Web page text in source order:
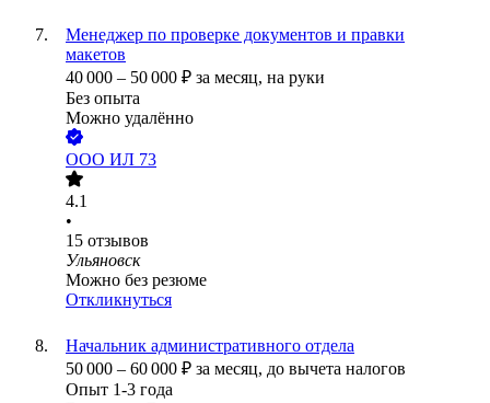
Менеджер по проверке документов и правки
макетов
40 000 – 50 000 ₽ за месяц, на руки
Без опыта
Можно удалённо
ООО ИЛ 73
4.1
•
15 отзывов
Ульяновск
Можно без резюме
Откликнуться
Начальник административного отдела
50 000 – 60 000 ₽ за месяц, до вычета налогов
Опыт 1-3 года